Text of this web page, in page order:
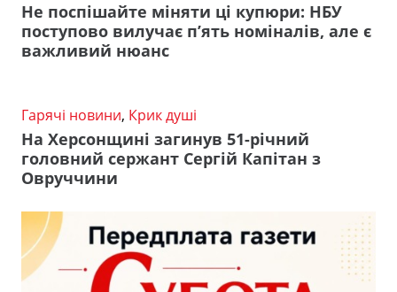
Не поспішайте міняти ці купюри: НБУ
поступово вилучає п’ять номіналів, але є
важливий нюанс
Гарячі новини, Крик душі
На Херсонщині загинув 51-річний
головний сержант Сергій Капітан з
Овруччини